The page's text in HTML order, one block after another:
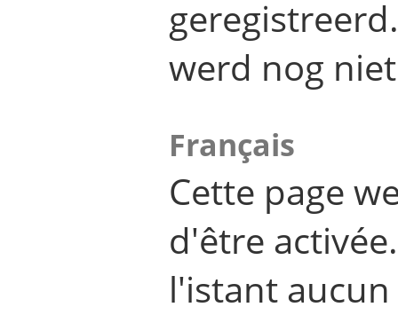
werd nog
Français
Cette page
d'être
l'istant